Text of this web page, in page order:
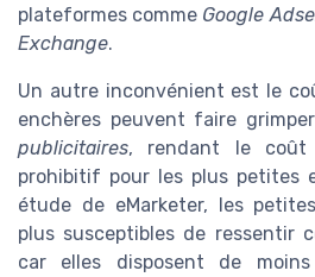
plateformes comme Google
Exchange.
Un autre inconvénient est le
enchères peuvent faire
publicitaires, rendant le coût
prohibitif pour les plus petites
étude de eMarketer, les
plus susceptibles de ressentir
car elles disposent de